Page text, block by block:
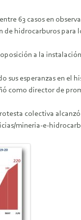
63 casos en
hidrocarburos para
a la
sus esperanzas en
como director de
colectiva
mineria-e-